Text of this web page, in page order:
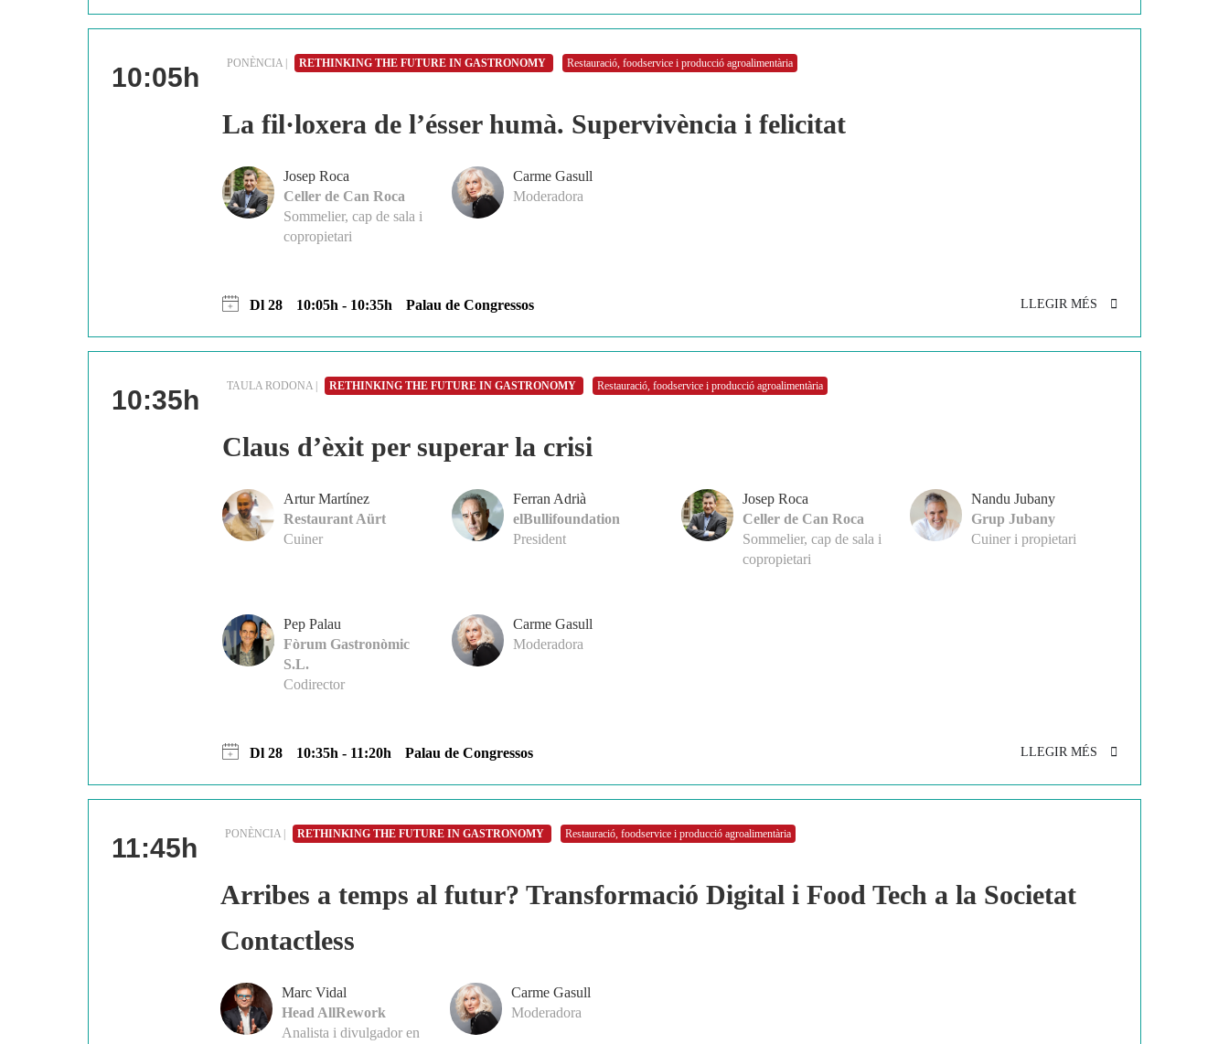
10:05h PONÈNCIA | RETHINKING THE FUTURE IN GASTRONOMY Restauració, foodservice i producció agroalimentària
La fil·loxera de l’ésser humà. Supervivència i felicitat
Josep Roca
Celler de Can Roca
Sommelier, cap de sala i
copropietari
Carme Gasull
Moderadora
Dl 28 10:05h - 10:35h Palau de Congressos LLEGIR MÉS
10:35h TAULA RODONA | RETHINKING THE FUTURE IN GASTRONOMY Restauració, foodservice i producció agroalimentària
Claus d’èxit per superar la crisi
Artur Martínez
Restaurant Aürt
Cuiner
Ferran Adrià
elBullifoundation
President
Josep Roca
Celler de Can Roca
Sommelier, cap de sala i
copropietari
Nandu Jubany
Grup Jubany
Cuiner i propietari
Pep Palau
Fòrum Gastronòmic
S.L.
Codirector
Carme Gasull
Moderadora
Dl 28 10:35h - 11:20h Palau de Congressos LLEGIR MÉS
11:45h PONÈNCIA | RETHINKING THE FUTURE IN GASTRONOMY Restauració, foodservice i producció agroalimentària
Arribes a temps al futur? Transformació Digital i Food Tech a la Societat
Contactless
Marc Vidal
Head AllRework
Analista i divulgador en
Carme Gasull
Moderadora